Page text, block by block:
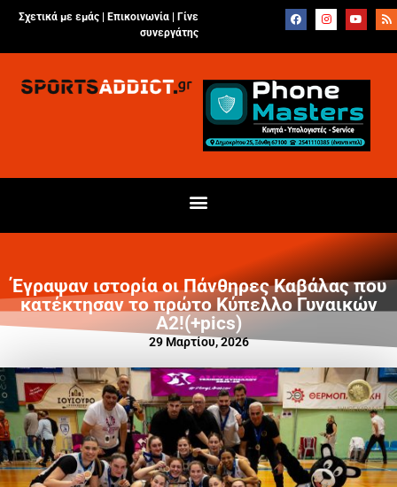
Σχετικά με εμάς | Επικοινωνία
Γίνε
συνεργάτης
Έγραψαν ιστορία οι Πάνθηρες Καβάλας που
κατέκτησαν το πρώτο Κύπελλο Γυναικών
Α2!(+pics)
29 Μαρτίου, 2026